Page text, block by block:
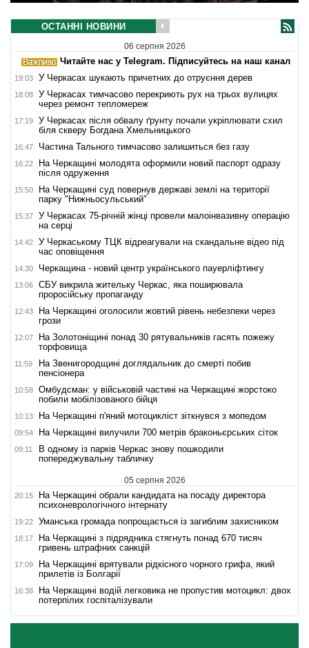
ОСТАННІ НОВИНИ
06 серпня 2026
Читайте нас у Telegram. Підписуйтесь на наш канал
19:03 У Черкасах шукають причетних до отруєння дерев
18:08
У Черкасах тимчасово перекриють рух на трьох вулицях
через ремонт тепломереж
17:19
У Черкасах після обвалу ґрунту почали укріплювати схил
біля скверу Богдана Хмельницького
16:47 Частина Тального тимчасово залишиться без газу
16:22
На Черкащині молодята оформили новий паспорт одразу
після одруження
15:50
На Черкащині суд повернув державі землі на території
парку "Нижньосульський"
15:37
У Черкасах 75-річній жінці провели малоінвазивну операцію
на серці
14:42
У Черкаському ТЦК відреагували на скандальне відео під
час оповіщення
14:30 Черкащина - новий центр українського пауерліфтингу
13:06
СБУ викрила жительку Черкас, яка поширювала
проросійську пропаганду
12:43
На Черкащині оголосили жовтий рівень небезпеки через
грози
12:07
На Золотоніщині понад 30 рятувальників гасять пожежу
торфовища
11:59
На Звенигородщині доглядальник до смерті побив
пенсіонера
10:58
Омбудсман: у військовій частині на Черкащині жорстоко
побили мобілізованого бійця
10:13 На Черкащині п'яний мотоцикліст зіткнувся з мопедом
09:54 На Черкащині вилучили 700 метрів браконьєрських сіток
09:11
В одному із парків Черкас знову пошкодили
попереджувальну табличку
05 серпня 2026
20:15
На Черкащині обрали кандидата на посаду директора
психоневрологічного інтернату
19:22 Уманська громада попрощається із загиблим захисником
18:17
На Черкащині з підрядника стягнуть понад 670 тисяч
гривень штрафних санкцій
17:09
На Черкащині врятували рідкісного чорного грифа, який
прилетів із Болгарії
16:38
На Черкащині водій легковика не пропустив мотоцикл: двох
потерпілих госпіталізували